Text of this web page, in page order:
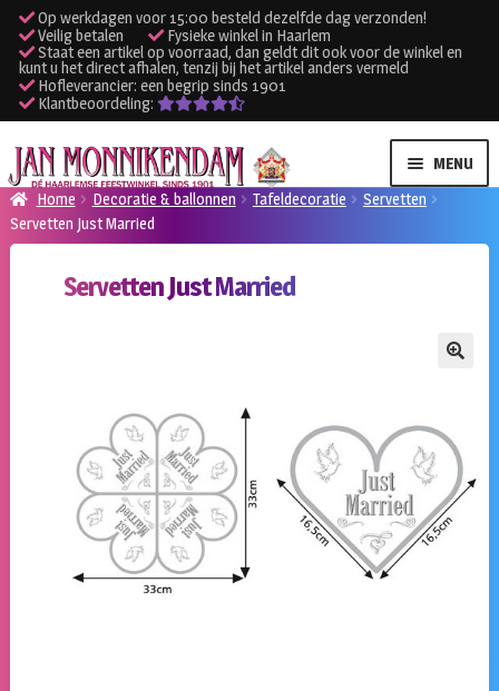
Op werkdagen voor 15:00 besteld dezelfde dag verzonden!
Veilig betalen
Fysieke winkel in Haarlem
Staat een artikel op voorraad, dan geldt dit ook voor de winkel en
kunt u het direct afhalen, tenzij bij het artikel anders vermeld
Hofleverancier: een begrip sinds 1901
Klantbeoordeling:
Ga
door
naar
navigatie
Ga
naar
de
inhoud
MENU
Verhuur kleding
Verhuur apparatuur
Klantenservice
Inloggen
Home Decoratie & ballonnen Tafeldecoratie
Servetten
Servetten Just Married
Servetten Just Married